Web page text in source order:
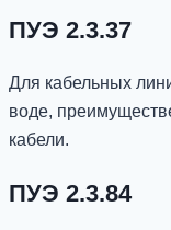
ПУЭ 2.3.37
Для кабельных
воде,
кабели.
ПУЭ 2.3.84